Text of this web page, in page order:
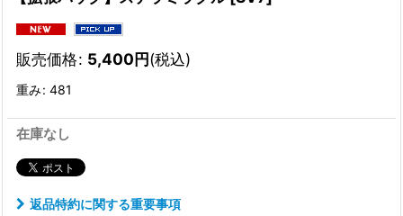
販売価格: 5,400円(税込)
重み: 481
在庫なし
返品特約に関する重要事項